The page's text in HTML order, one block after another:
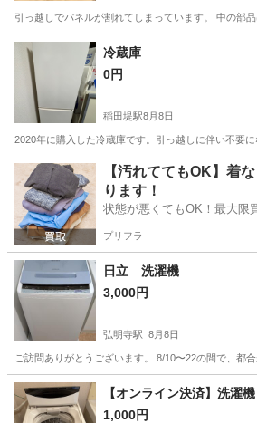
引っ越しでパネルが割れてしまっています。 中の部
神奈川 川崎市 川崎駅
冷蔵庫
0円
稲田堤駅8月8日
2020年に購入した冷蔵庫です。引っ越しに伴い不要
神奈川 川崎市 稲田堤駅 キッチン家電
【汚れててもOK】着
ります！
状態が悪くてもOK！最大限
プリフラ
日立 洗濯機
3,000円
弘明寺駅 8月8日
ご訪問ありがとうございます。 8/10〜22の間で、都
神奈川 横浜市 弘明寺駅 生活家電 重
【オンライン決済】洗
1,000円